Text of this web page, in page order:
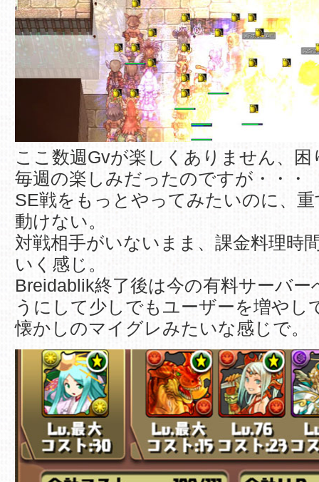
ここ数週Gvが楽しくありません、困
毎週の楽しみだったのですが・・・
SE戦をもっとやってみたいのに、
動けない。
対戦相手がいないまま、課金料理時
いく感じ。
Breidablik終了後は今の有料サーバ
うにして少しでもユーザーを増やし
懐かしのマイグレみたいな感じで。